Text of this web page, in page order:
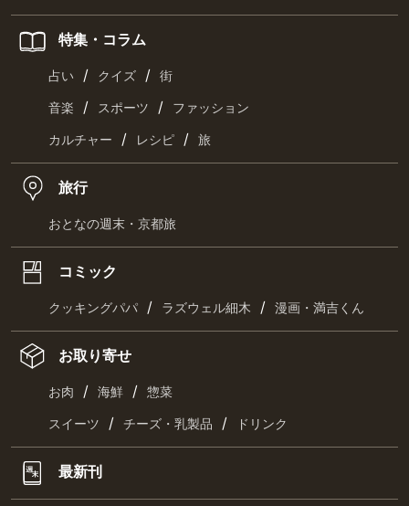
特集・コラム
占い / クイズ / 街
音楽 / スポーツ / ファッション
カルチャー / レシピ / 旅
旅行
おとなの週末・京都旅
コミック
クッキングパパ / ラズウェル細木 / 漫画・満吉くん
お取り寄せ
お肉 / 海鮮 / 惣菜
スイーツ / チーズ・乳製品 / ドリンク
最新刊